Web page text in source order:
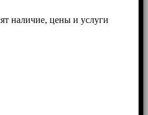
наличие, цены и услуги